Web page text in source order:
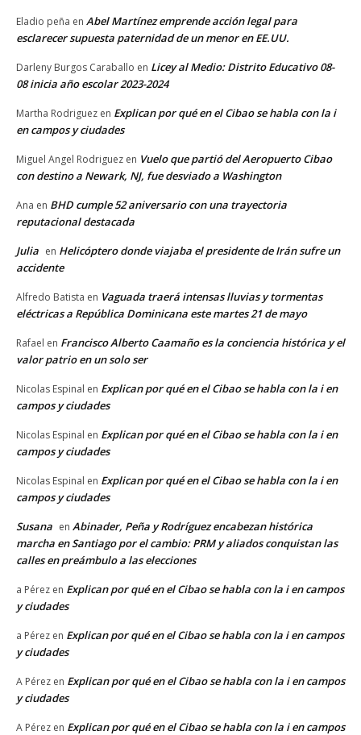
Eladio peña en Abel Martínez emprende acción legal para
esclarecer supuesta paternidad de un menor en EE.UU.
Darleny Burgos Caraballo en Licey al Medio: Distrito Educativo 08-
08 inicia año escolar 2023-2024
Martha Rodriguez en Explican por qué en el Cibao se habla con la i
en campos y ciudades
Miguel Angel Rodriguez en Vuelo que partió del Aeropuerto Cibao
con destino a Newark, NJ, fue desviado a Washington
Ana en BHD cumple 52 aniversario con una trayectoria
reputacional destacada
Julia en Helicóptero donde viajaba el presidente de Irán sufre un
accidente
Alfredo Batista en Vaguada traerá intensas lluvias y tormentas
eléctricas a República Dominicana este martes 21 de mayo
Rafael en Francisco Alberto Caamaño es la conciencia histórica y el
valor patrio en un solo ser
Nicolas Espinal en Explican por qué en el Cibao se habla con la i en
campos y ciudades
Nicolas Espinal en Explican por qué en el Cibao se habla con la i en
campos y ciudades
Nicolas Espinal en Explican por qué en el Cibao se habla con la i en
campos y ciudades
Susana en Abinader, Peña y Rodríguez encabezan histórica
marcha en Santiago por el cambio: PRM y aliados conquistan las
calles en preámbulo a las elecciones
a Pérez en Explican por qué en el Cibao se habla con la i en campos
y ciudades
a Pérez en Explican por qué en el Cibao se habla con la i en campos
y ciudades
A Pérez en Explican por qué en el Cibao se habla con la i en campos
y ciudades
A Pérez en Explican por qué en el Cibao se habla con la i en campos